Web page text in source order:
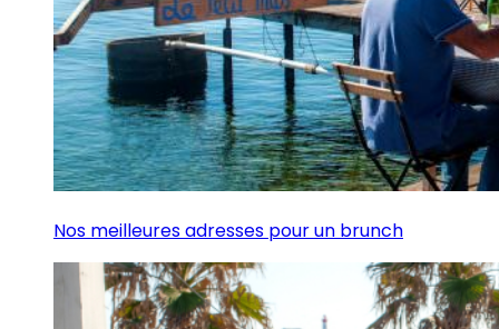
Nos meilleures adresses pour un brunch